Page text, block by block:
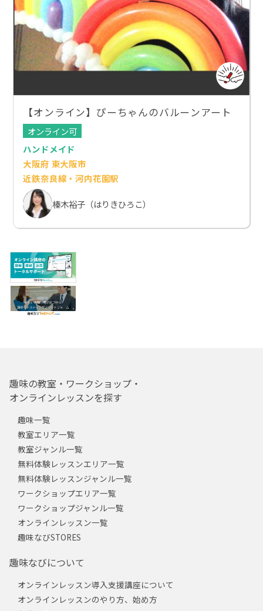
【オンライン】ぴーちゃんのバルーンアート
オンライン可
ハンドメイド
大阪府 東大阪市
近鉄奈良線・河内花園駅
榛木裕子（はりきひろこ）
趣味の教室・ワークショップ・
オンラインレッスンを探す
趣味一覧
教室エリア一覧
教室ジャンル一覧
無料体験レッスンエリア一覧
無料体験レッスンジャンル一覧
ワークショップエリア一覧
ワークショップジャンル一覧
オンラインレッスン一覧
趣味なびSTORES
趣味なびについて
オンラインレッスン導入支援講座について
オンラインレッスンのやり方、始め方